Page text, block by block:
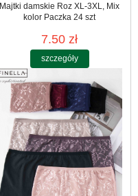
Majtki damskie Roz XL-3XL, Mix
kolor Paczka 24 szt
7.50 zł
szczegóły